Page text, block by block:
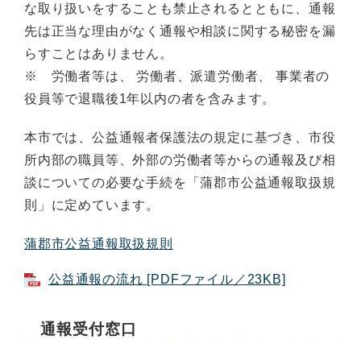
な取り扱いをすることも禁止されるとともに、通報
先は正当な理由がなく通報や相談に関する秘密を漏
らすことはありません。
※ 労働者等は、 労働者、派遣労働者、 事業者の
役員等で退職後1年以内の者を含みます。
本市では、公益通報者保護法の規定に基づき、市役
所内部の職員等、外部の労働者等からの通報及び相
談についての必要な手続を「蒲郡市公益通報取扱規
則」に定めています。
蒲郡市公益通報取扱規則
公益通報の流れ [PDFファイル／23KB]
通報受付窓口